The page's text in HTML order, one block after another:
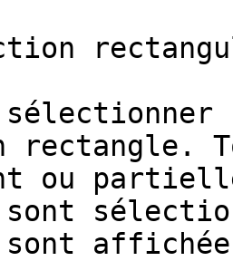
rectangle.
ou
sont